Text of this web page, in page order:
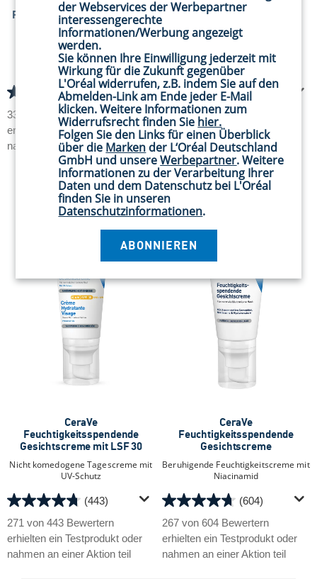
Feuchtigkeitsspendende Gel-
Creme
Mattierende Gesichtscreme mit
Hyaluronsäure, Ceramiden und
Niacinamid
(342)
4.7
von
5
Sternen.
Bewertungen
333 von 342 Bewertern
erhielten ein Testprodukt oder
nahmen an einer Aktion teil
Feuchtigkeitsspendendes
Hyaluronsäure Serum
Hyaluronsäure, Ceramiden und
Vitamin B5
(250)
4.6
von
5
Sternen.
250
Bewertungen
242 von 250 Bewertern
erhielten ein Testprodukt oder
nahmen an einer Aktion teil
CeraVe
Feuchtigkeitsspendende
Gesichtscreme mit LSF 30
Nicht komedogene Tagescreme mit
UV-Schutz
(443)
4.7
von
5
Sternen.
271 von 443 Bewertern
erhielten ein Testprodukt oder
nahmen an einer Aktion teil
CeraVe
Feuchtigkeitsspendende
Gesichtscreme
Beruhigende Feuchtigkeitscreme mit
Niacinamid
(604)
4.7
von
5
Sternen.
267 von 604 Bewertern
erhielten ein Testprodukt oder
nahmen an einer Aktion teil
der Webservices der Werbepartner
interessengerechte
Informationen/Werbung angezeigt
werden.
Sie können Ihre Einwilligung jederzeit mit
Wirkung für die Zukunft gegenüber
L'Oréal widerrufen, z.B. indem Sie auf den
Abmelden-Link am Ende jeder E-Mail
klicken. Weitere Informationen zum
Widerrufsrecht finden Sie hier.
Folgen Sie den Links für einen Überblick
über die Marken der L‘Oréal Deutschland
GmbH und unsereWerbepartner. Weitere
Informationen zu der Verarbeitung Ihrer
Daten und dem Datenschutz bei L'Oréal
finden Sie in unseren
Datenschutzinformationen.
ABONNIEREN